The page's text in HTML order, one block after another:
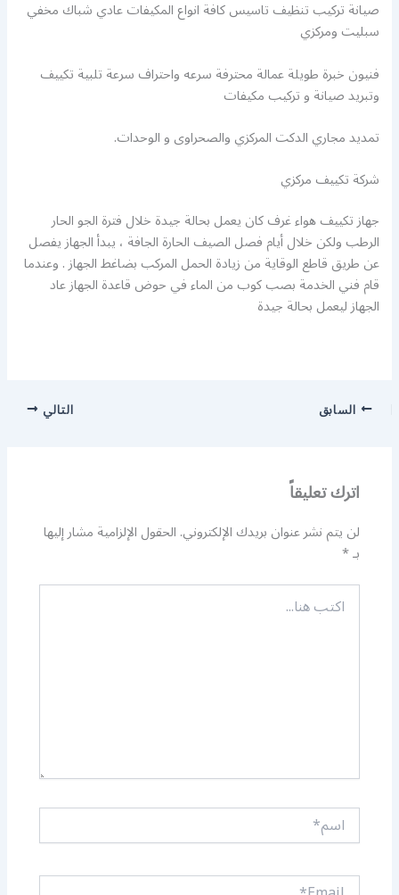
صيانة تركيب تنظيف تاسيس كافة انواع المكيفات عادي شباك مخفي
سبليت ومركزي
فنيون خبرة طويلة عمالة محترفة سرعه واحتراف سرعة تلبية تكييف
وتبريد صيانة و تركيب مكيفات
تمديد مجاري الدكت المركزي والصحراوى و الوحدات.
شركة تكييف مركزي
جهاز تكييف هواء غرف كان يعمل بحالة جيدة خلال فترة الجو الحار
الرطب ولكن خلال أيام فصل الصيف الحارة الجافة ، يبدأ الجهاز يفصل
عن طريق قاطع الوقاية من زيادة الحمل المركب بضاغط الجهاز . وعندما
قام فني الخدمة بصب كوب من الماء في حوض قاعدة الجهاز عاد
الجهاز ليعمل بحالة جيدة
السابق التالي
اترك تعليقاً
لن يتم نشر عنوان بريدك الإلكتروني.الحقول الإلزامية مشار إليها
بـ*
اكتب
هنا...
اسم*
Email*